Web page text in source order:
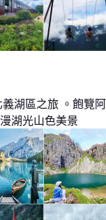
湖區之旅 。飽覽阿
湖光山色美景